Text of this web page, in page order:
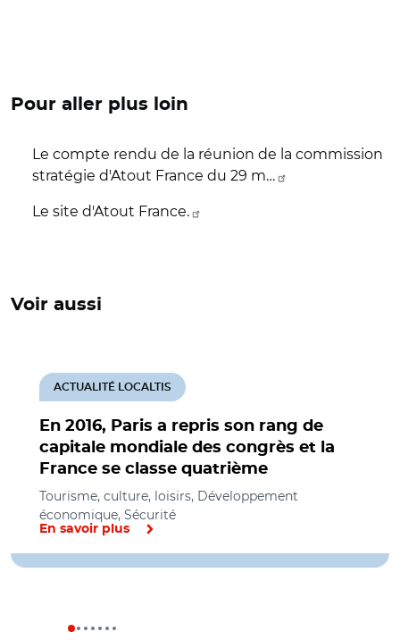
Pour aller plus loin
Le compte rendu de la réunion de la commission
stratégie d'Atout France du 29 m…
Le site d'Atout France.
Voir aussi
En 2016, Paris a repris son rang de
capitale mondiale des congrès et la
France se classe quatrième
ACTUALITÉ LOCALTIS
Tourisme, culture, loisirs, Développement
économique, Sécurité
En savoir plus